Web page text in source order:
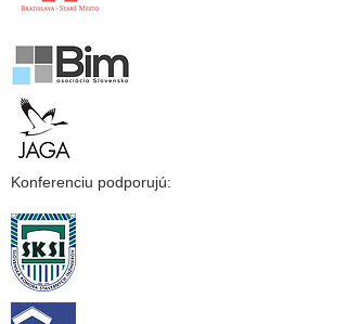
Konferenciu podporujú: